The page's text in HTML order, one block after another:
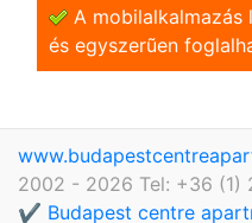
A
és egyszerũen
2002 - 2026 Tel: +36 (1)
✔️ Budapest centre